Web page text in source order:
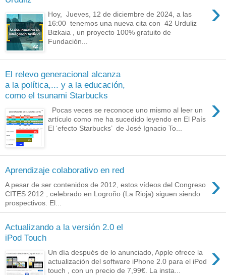
›
Hoy, Jueves, 12 de diciembre de 2024, a las
16:00 tenemos una nueva cita con 42 Urduliz
Bizkaia , un proyecto 100% gratuito de
Fundación...
El relevo generacional alcanza
a la política,... y a la educación,
como el tsunami Starbucks
›
Pocas veces se reconoce uno mismo al leer un
artículo como me ha sucedido leyendo en El País
El ‘efecto Starbucks’ de José Ignacio To...
Aprendizaje colaborativo en red ›
A pesar de ser contenidos de 2012, estos vídeos del Congreso
CITES 2012 , celebrado en Logroño (La Rioja) siguen siendo
prospectivos. El...
Actualizando a la versión 2.0 el
iPod Touch
›
Un día después de lo anunciado, Apple ofrece la
actualización del software iPhone 2.0 para el iPod
touch , con un precio de 7,99€. La insta...